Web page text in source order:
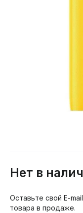
Нет в
Оставьте свой E-
товара в продаже.